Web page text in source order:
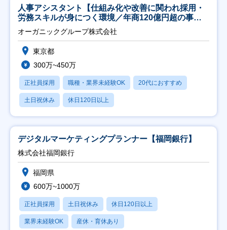
人事アシスタント【仕組み化や改善に関われ採用・
労務スキルが身につく環境／年商120億円超の事業
会社】
オーガニックグループ株式会社
東京都
300万~450万
正社員採用 職種・業界未経験OK 20代におすすめ
土日祝休み 休日120日以上
デジタルマーケティングプランナー【福岡銀行】
株式会社福岡銀行
福岡県
600万~1000万
正社員採用 土日祝休み 休日120日以上
業界未経験OK 産休・育休あり